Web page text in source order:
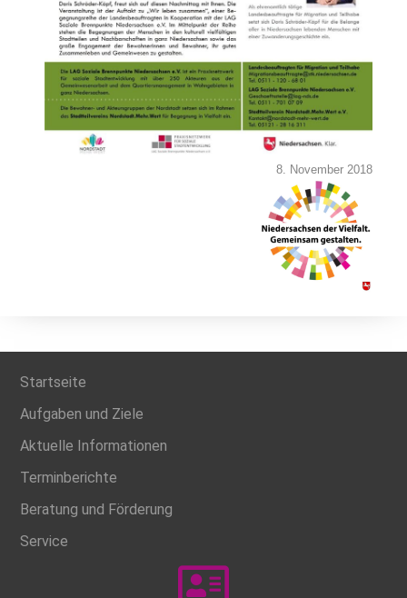
8. November 2018
Startseite
Aufgaben und Ziele
Aktuelle Informationen
Terminberichte
Beratung und Förderung
Service